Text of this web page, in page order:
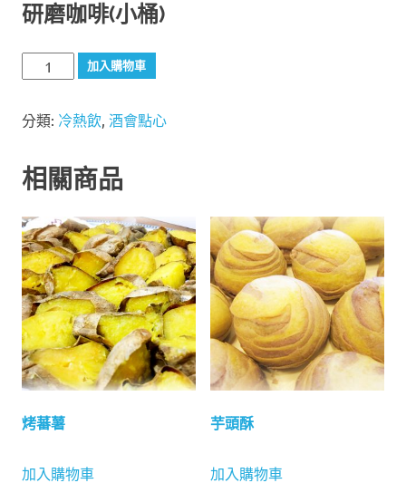
研磨咖啡(小桶)
磨
啡
桶)
數
量
加入購物車
分類: 冷熱飲 酒會點心
相關商品
烤蕃薯
加入購物車
芋頭酥
加入購物車